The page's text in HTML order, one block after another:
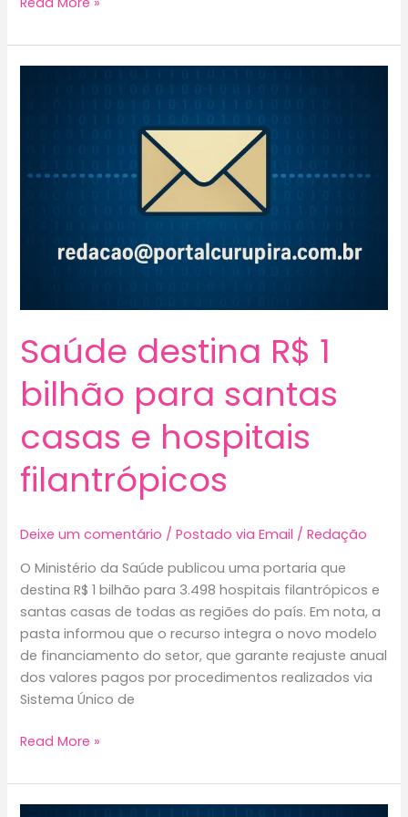
sete
casos
metanol
Saúde destina R$ 1
bilhão para santas
casas e hospitais
filantrópicos
Deixe um comentário /Postado via Email /Redação
O Ministério da Saúde publicou uma portaria que
destina R$ 1 bilhão para 3.498 hospitais filantrópicos e
santas casas de todas as regiões do país. Em nota, a
pasta informou que o recurso integra o novo modelo
de financiamento do setor, que garante reajuste anual
dos valores pagos por procedimentos realizados via
Sistema Único de
Saúde
R$
1
Read More »